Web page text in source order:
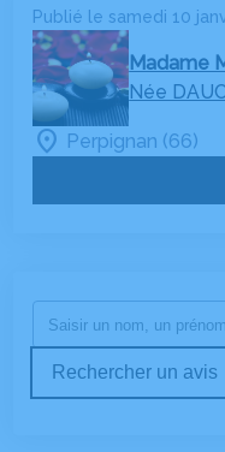
Publié le samedi 10
Madame
Née
Perpignan (66)
Rechercher un avis